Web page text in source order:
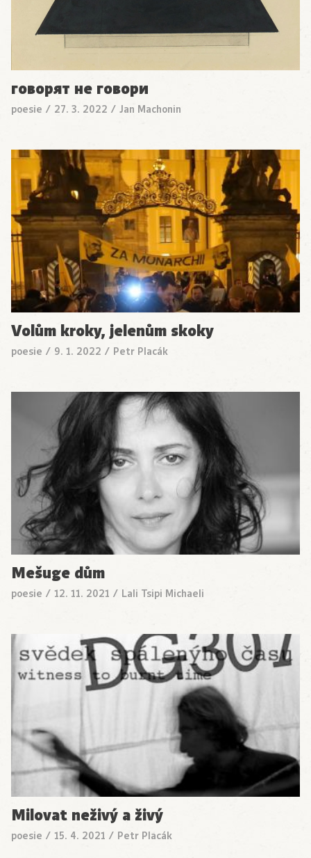
говорят не говори
poesie / 27. 3. 2022 / Jan Machonin
Volům kroky, jelenům skoky
poesie / 9. 1. 2022 / Petr Placák
Mešuge dům
poesie / 12. 11. 2021 / Lali Tsipi Michaeli
Milovat neživý a živý
poesie / 15. 4. 2021 / Petr Placák